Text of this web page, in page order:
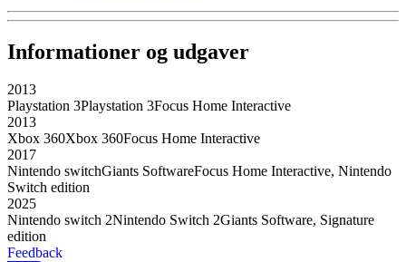
Informationer og udgaver
2013
Playstation 3Playstation 3Focus Home Interactive
2013
Xbox 360Xbox 360Focus Home Interactive
2017
Nintendo switchGiants SoftwareFocus Home Interactive, Nintendo
Switch edition
2025
Nintendo switch 2Nintendo Switch 2Giants Software, Signature
edition
Feedback